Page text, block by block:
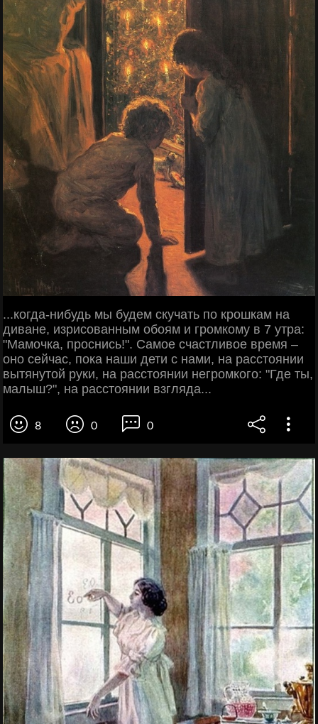
...когда-нибудь мы будем скучать по крошкам на
диване, изрисованным обоям и громкому в 7 утра:
"Мамочка, проснись!". Самое счастливое время –
оно сейчас, пока наши дети с нами, на расстоянии
вытянутой руки, на расстоянии негромкого: "Где ты,
малыш?", на расстоянии взгляда...
8 0 0